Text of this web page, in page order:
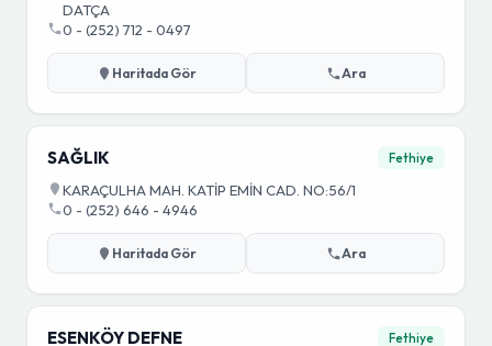
DATÇA
0 - (252) 712 - 0497
Haritada Gör Ara
SAĞLIK Fethiye
KARAÇULHA MAH. KATİP EMİN CAD. NO:56/1
0 - (252) 646 - 4946
Haritada Gör Ara
ESENKÖY DEFNE Fethiye